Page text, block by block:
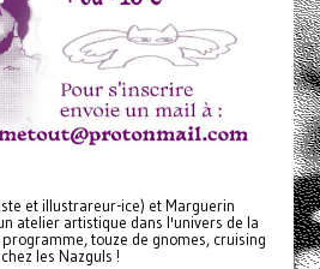
et illustrareur-ice) et Marguerin
atelier artistique dans l'univers de la
touze de gnomes, cruising
les Nazguls !